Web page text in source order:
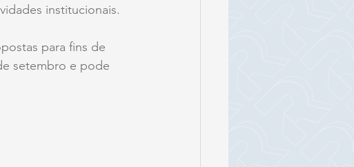
institucionais.
para fins de
setembro e pode